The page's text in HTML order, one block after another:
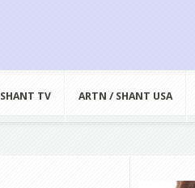
SHANT TV ARTN / SHANT USA